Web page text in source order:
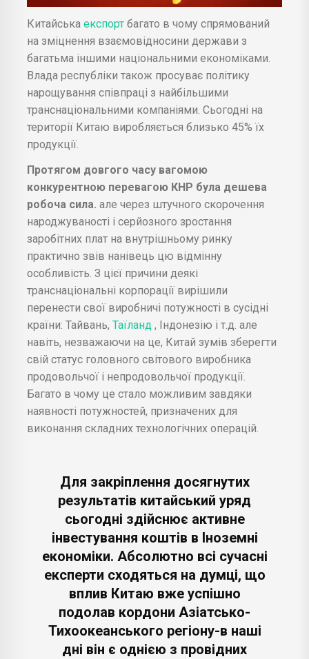
Китайська експорт багато в чому спрямований
на зміцнення взаємовідносини держави з
багатьма іншими національними економіками.
Влада республіки також просуває політику
нарощування співпраці з найбільшими
транснаціональними компаніями. Сьогодні на
території Китаю виробляється близько 45% їх
продукції.
Протягом довгого часу вагомою
конкурентною перевагою КНР була дешева
робоча сила. але через штучного скорочення
народжуваності і серйозного зростання
заробітних плат на внутрішньому ринку
практично звів нанівець цю відмінну
особливість. З цієї причини деякі
транснаціональні корпорації вирішили
перенести свої виробничі потужності в сусідні
країни: Тайвань, Таїланд , Індонезію і т.д. але
навіть, незважаючи на це, Китай зумів зберегти
свій статус головного світового виробника
продовольчої і непродовольчої продукції.
Багато в чому це стало можливим завдяки
наявності потужностей, призначених для
виконання складних технологічних операцій.
Для закріплення досягнутих
результатів китайський уряд
сьогодні здійснює активне
інвестування коштів в Іноземні
економіки. Абсолютно всі сучасні
експерти сходяться на думці, що
вплив Китаю вже успішно
подолав кордони Азіатсько-
Тихоокеанського регіону-в наші
дні він є однією з провідних